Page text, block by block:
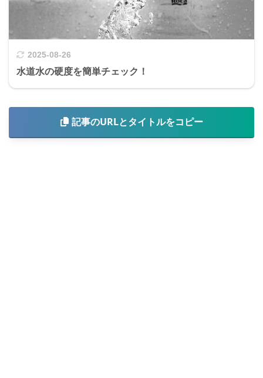
2025-08-26
水道水の硬度を簡単チェック！
記事のURLとタイトルをコピー